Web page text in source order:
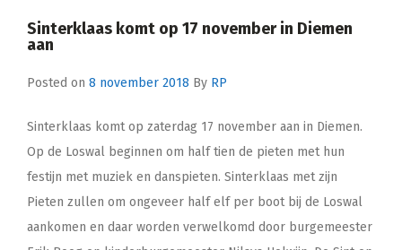
Sinterklaas komt op 17 november in Diemen
aan
Posted on 8 november 2018 By RP
Sinterklaas komt op zaterdag 17 november aan in Diemen.
Op de Loswal beginnen om half tien de pieten met hun
festijn met muziek en danspieten. Sinterklaas met zijn
Pieten zullen om ongeveer half elf per boot bij de Loswal
aankomen en daar worden verwelkomd door burgemeester